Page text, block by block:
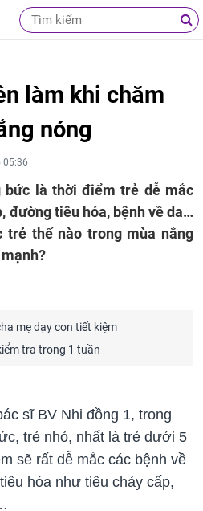
làm khi chăm
nóng
bức là thời điểm trẻ dễ mắc
đường tiêu hóa, bệnh về da…
trẻ thế nào trong mùa nắng
mẹ dạy con tiết kiệm
tra trong 1 tuần
sĩ BV Nhi đồng 1, trong
trẻ nhỏ, nhất là trẻ dưới 5
sẽ rất dễ mắc các bệnh về
hóa như tiêu chảy cấp,